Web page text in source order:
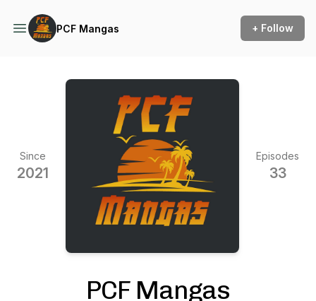
PCF Mangas + Follow
Since
2021
Episodes
33
PCF Mangas